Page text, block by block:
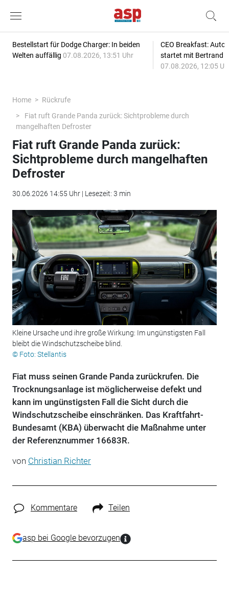
Bestellstart für Dodge Charger: In beiden
Welten auffällig 07.08.2026, 13:51 Uhr
CEO Breakfast:
startet mit Bertrand
07.08.2026, 12:05
Home
Rückrufe
Fiat ruft Grande Panda zurück: Sichtprobleme durch
mangelhaften Defroster
Fiat ruft Grande Panda zurück:
Sichtprobleme durch mangelhaften
Defroster
30.06.2026 14:55 Uhr | Lesezeit: 3 min
Kleine Ursache und ihre große Wirkung: Im ungünstigsten Fall
bleibt die Windschutzscheibe blind.
© Foto: Stellantis
Fiat muss seinen Grande Panda zurückrufen. Die
Trocknungsanlage ist möglicherweise defekt und
kann im ungünstigsten Fall die Sicht durch die
Windschutzscheibe einschränken. Das Kraftfahrt-
Bundesamt (KBA) überwacht die Maßnahme unter
der Referenznummer 16683R.
von Christian Richter
Kommentare Teilen
asp bei Google bevorzugen